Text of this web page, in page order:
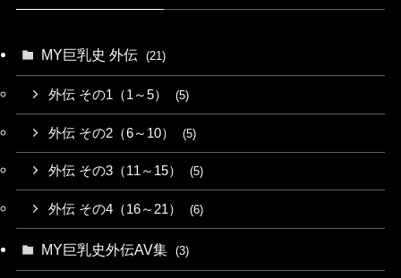
MY巨乳史 外伝 (21)
外伝 その1（1～5） (5)
外伝 その2（6～10） (5)
外伝 その3（11～15） (5)
外伝 その4（16～21） (6)
MY巨乳史外伝AV集 (3)